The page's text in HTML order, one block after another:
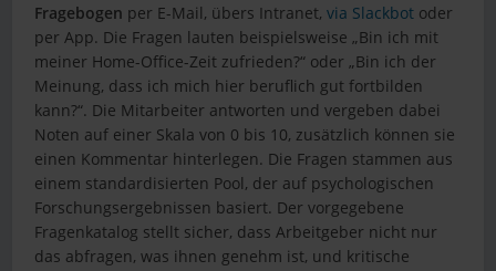
Fragebogen per E-Mail, übers Intranet,via Slackbot oder
per App. Die Fragen lauten beispielsweise „Bin ich mit
meiner Home-Office-Zeit zufrieden?“ oder „Bin ich der
Meinung, dass ich mich hier beruflich gut fortbilden
kann?“. Die Mitarbeiter antworten und vergeben dabei
Noten auf einer Skala von 0 bis 10, zusätzlich können sie
einen Kommentar hinterlegen. Die Fragen stammen aus
einem standardisierten Pool, der auf psychologischen
Forschungsergebnissen basiert. Der vorgegebene
Fragenkatalog stellt sicher, dass Arbeitgeber nicht nur
das abfragen, was ihnen genehm ist, und kritische